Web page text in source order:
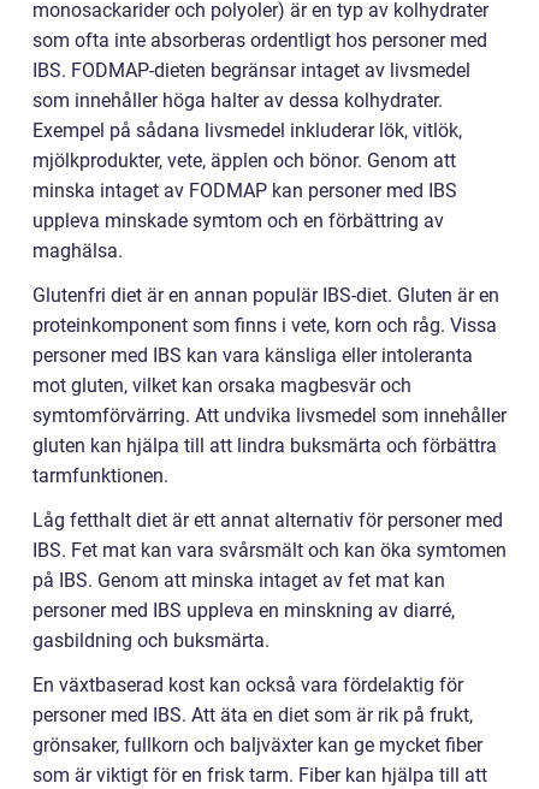
monosackarider och polyoler) är en typ av kolhydrater
som ofta inte absorberas ordentligt hos personer med
IBS. FODMAP-dieten begränsar intaget av livsmedel
som innehåller höga halter av dessa kolhydrater.
Exempel på sådana livsmedel inkluderar lök, vitlök,
mjölkprodukter, vete, äpplen och bönor. Genom att
minska intaget av FODMAP kan personer med IBS
uppleva minskade symtom och en förbättring av
maghälsa.
Glutenfri diet är en annan populär IBS-diet. Gluten är en
proteinkomponent som finns i vete, korn och råg. Vissa
personer med IBS kan vara känsliga eller intoleranta
mot gluten, vilket kan orsaka magbesvär och
symtomförvärring. Att undvika livsmedel som innehåller
gluten kan hjälpa till att lindra buksmärta och förbättra
tarmfunktionen.
Låg fetthalt diet är ett annat alternativ för personer med
IBS. Fet mat kan vara svårsmält och kan öka symtomen
på IBS. Genom att minska intaget av fet mat kan
personer med IBS uppleva en minskning av diarré,
gasbildning och buksmärta.
En växtbaserad kost kan också vara fördelaktig för
personer med IBS. Att äta en diet som är rik på frukt,
grönsaker, fullkorn och baljväxter kan ge mycket fiber
som är viktigt för en frisk tarm. Fiber kan hjälpa till att